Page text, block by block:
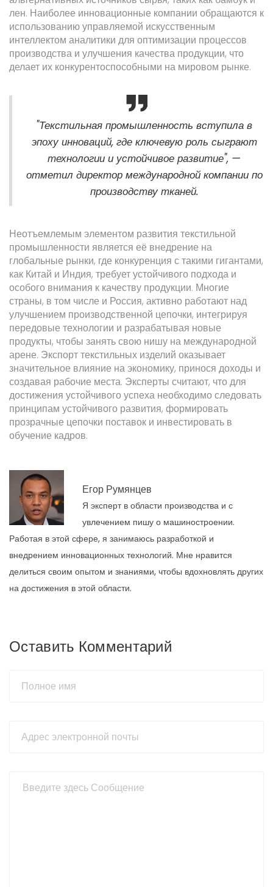
лен. Наиболее инновационные компании обращаются к
использованию управляемой искусственным
интеллектом аналитики для оптимизации процессов
производства и улучшения качества продукции, что
делает их конкурентоспособными на мировом рынке.
"Текстильная промышленность вступила в
эпоху инноваций, где ключевую роль сыграют
технологии и устойчивое развитие", —
отметил директор международной компании по
производству тканей.
Неотъемлемым элементом развития текстильной
промышленности является её внедрение на
глобальные рынки, где конкуренция с такими гигантами,
как Китай и Индия, требует устойчивого подхода и
особого внимания к качеству продукции. Многие
страны, в том числе и Россия, активно работают над
улучшением производственной цепочки, интегрируя
передовые технологии и разрабатывая новые
продукты, чтобы занять свою нишу на международной
арене. Экспорт текстильных изделий оказывает
значительное влияние на экономику, принося доходы и
создавая рабочие места. Эксперты считают, что для
достижения устойчивого успеха необходимо следовать
принципам устойчивого развития, формировать
прозрачные цепочки поставок и инвестировать в
обучение кадров.
Егор Румянцев
Я эксперт в области производства и с
увлечением пишу о машиностроении.
Работая в этой сфере, я занимаюсь разработкой и
внедрением инновационных технологий. Мне нравится
делиться своим опытом и знаниями, чтобы вдохновлять других
на достижения в этой области.
Оставить Комментарий